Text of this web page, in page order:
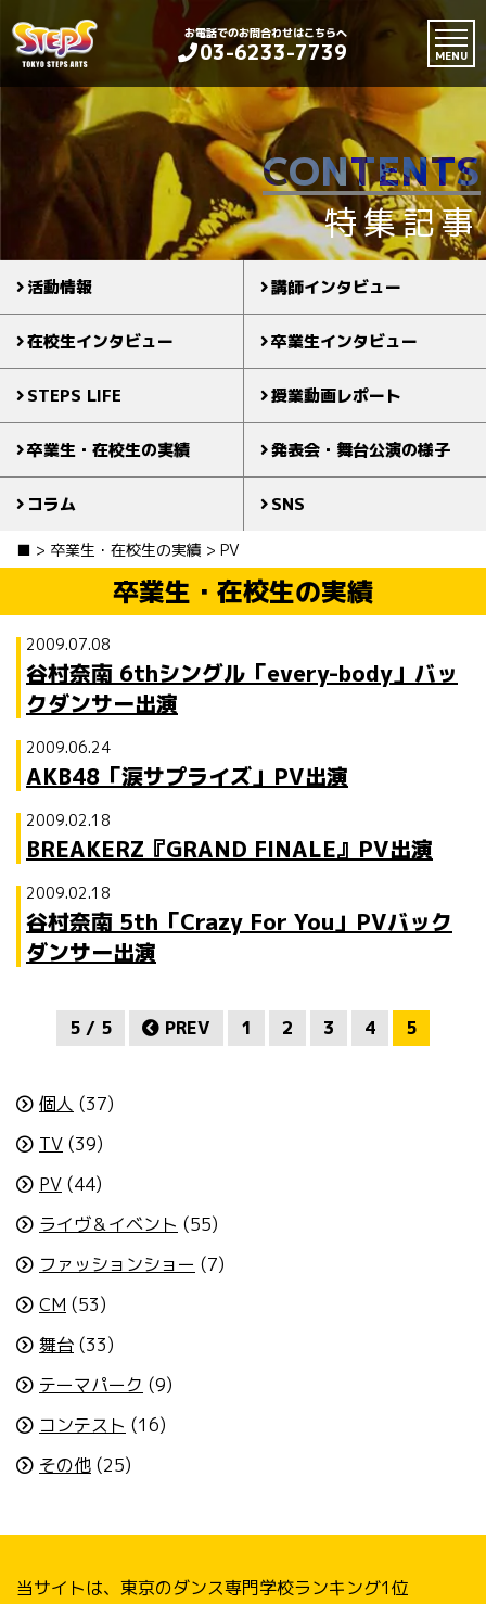
お電話でのお問合わせはこちらへ
03-6233-7739 MENU
CONTENTS
特集記事
活動情報 講師インタビュー
在校生インタビュー 卒業生インタビュー
STEPS LIFE 授業動画レポート
卒業生・在校生の実績 発表会・舞台公演の様子
コラム SNS
■ > 卒業生・在校生の実績 > PV
卒業生・在校生の実績
2009.07.08
谷村奈南 6thシングル「every-body」バッ
クダンサー出演
2009.06.24
AKB48「涙サプライズ」PV出演
2009.02.18
BREAKERZ『GRAND FINALE』PV出演
2009.02.18
谷村奈南 5th「Crazy For You」PVバック
ダンサー出演
5 / 5 PREV 1 2 3 4 5
個人 (37)
TV (39)
PV (44)
ライヴ＆イベント (55)
ファッションショー (7)
CM (53)
舞台 (33)
テーマパーク (9)
コンテスト (16)
その他 (25)
当サイトは、東京のダンス専門学校ランキング1位